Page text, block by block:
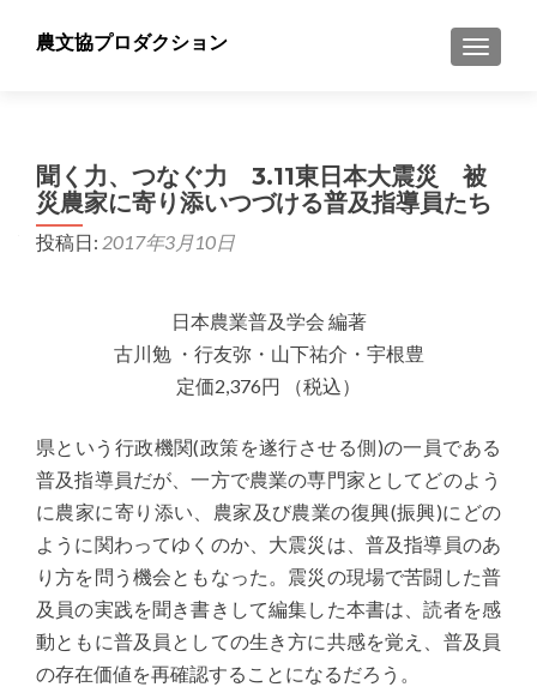
ナビゲ
農文協プロダクション
聞く力、つなぐ力 3.11東日本大震災 被
災農家に寄り添いつづける普及指導員たち
投稿日: 2017年3月10日
日本農業普及学会 編著
古川勉 ・行友弥・山下祐介・宇根豊
定価2,376円 （税込）
県という行政機関(政策を遂行させる側)の一員である
普及指導員だが、一方で農業の専門家としてどのよう
に農家に寄り添い、農家及び農業の復興(振興)にどの
ように関わってゆくのか、大震災は、普及指導員のあ
り方を問う機会ともなった。震災の現場で苦闘した普
及員の実践を聞き書きして編集した本書は、読者を感
動ともに普及員としての生き方に共感を覚え、普及員
の存在価値を再確認することになるだろう。